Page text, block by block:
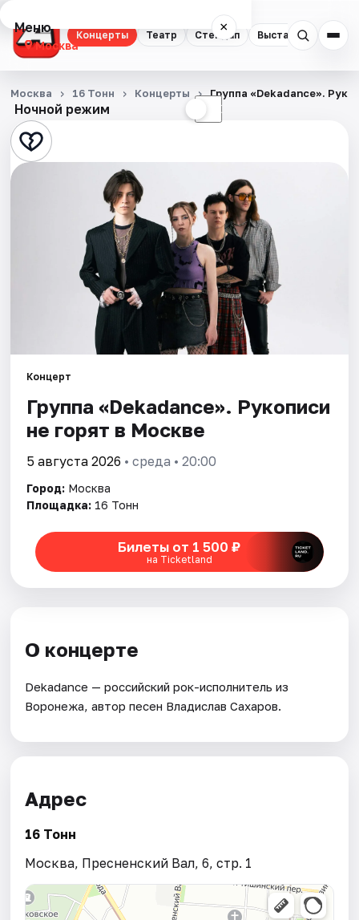
Концерты Театр Стендап Выставки
Меню ×
Москва
Концерты
Театр
Стендап
Экскурсии
Города
Площадки
Рейтинги
Ночной режим ☾
Москва 16 Тонн Концерты Группа «Dekadance».
Концерт
Группа «Dekadance». Рукописи
не горят в Москве
5 августа 2026 • среда • 20:00
Город: Москва
Площадка: 16 Тонн
Билеты от 1 500 ₽
на Ticketland
О концерте
Dekadance — российский рок-исполнитель из
Воронежа, автор песен Владислав Сахаров.
Адрес
16 Тонн
Москва, Пресненский Вал, 6, стр. 1